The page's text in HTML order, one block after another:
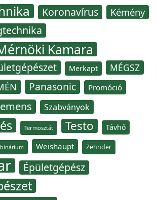
Koronavírus Kémény
Kamara
Merkapt MÉGSZ
Panasonic Promóció
Szabványok
Termosztát Testo Távhő
Weishaupt Zehnder
Épületgépész